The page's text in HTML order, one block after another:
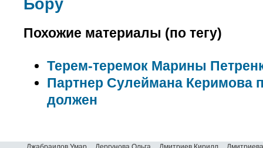
Бору
Похожие материалы (по тегу)
Терем-теремок Марины
Партнер Сулеймана Керимова
должен